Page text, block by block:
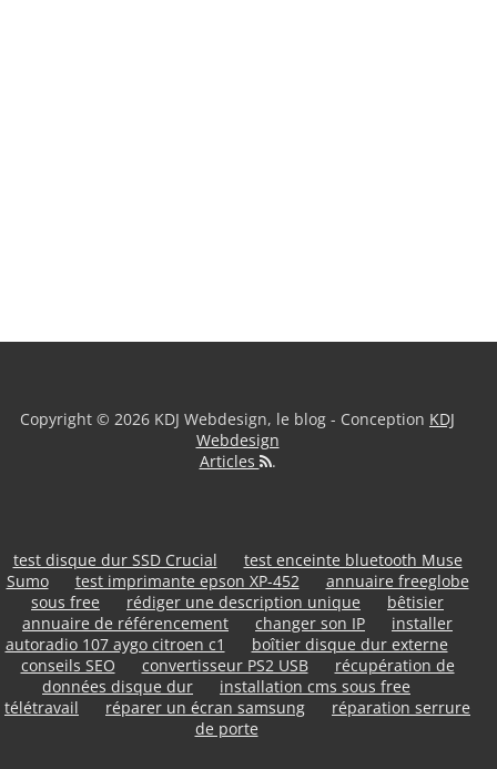
Copyright © 2026 KDJ Webdesign, le blog - Conception KDJ
Webdesign
Articles
.
test disque dur SSD Crucial
test enceinte bluetooth Muse
Sumo
test imprimante epson XP-452
annuaire freeglobe
sous free
rédiger une description unique
bêtisier
annuaire de référencement
changer son IP
installer
autoradio 107 aygo citroen c1
boîtier disque dur externe
conseils SEO
convertisseur PS2 USB
récupération de
données disque dur
installation cms sous free
télétravail
réparer un écran samsung
réparation serrure
de porte